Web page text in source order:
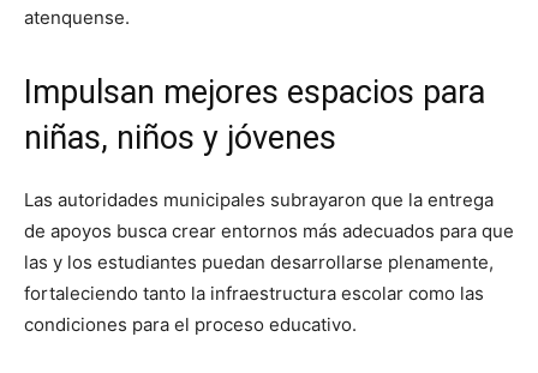
atenquense.
Impulsan mejores espacios para
niñas, niños y jóvenes
Las autoridades municipales subrayaron que la entrega
de apoyos busca crear entornos más adecuados para que
las y los estudiantes puedan desarrollarse plenamente,
fortaleciendo tanto la infraestructura escolar como las
condiciones para el proceso educativo.